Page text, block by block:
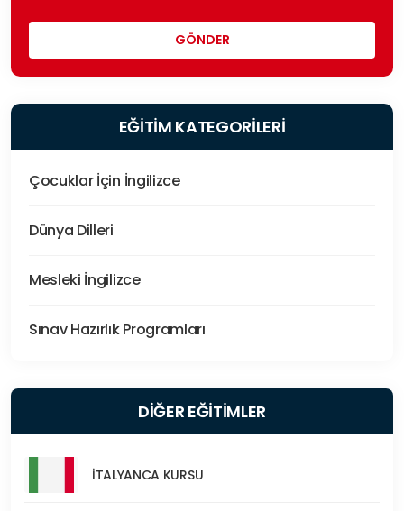
EĞİTİM KATEGORİLERİ
Çocuklar İçin İngilizce
Dünya Dilleri
Mesleki İngilizce
Sınav Hazırlık Programları
DİĞER EĞİTİMLER
İTALYANCA KURSU